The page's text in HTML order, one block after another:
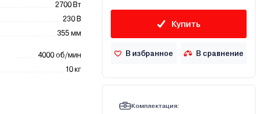
2700 Вт
230 В
355 мм
4000 об/мин
10 кг
Купить
В избранное В сравнение
Комплектация: